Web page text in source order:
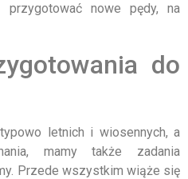
nowe pędy, na
do
letnich i wiosennych, a
mamy także zadania
Przede wszystkim wiąże się